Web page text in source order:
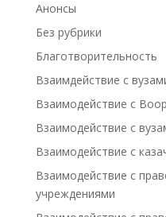
Анонсы
Без рубрики
Благотворительность
Взаимдействие с
Взаимодействие с
Взаимодействие с
Взаимодействие с
Взаимодействие с
учреждениями